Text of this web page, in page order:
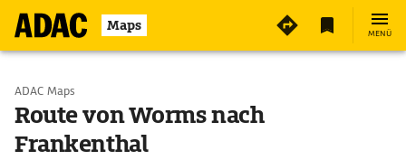
Maps MENÜ
Start wählen
Ziel eingeben
ADAC Maps
Route von Worms nach
Frankenthal